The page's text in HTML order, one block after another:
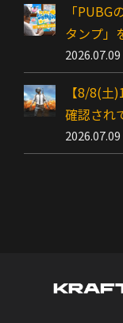
「
タンプ」
2026.07.09
【8/8(
確認され
2026.07.09